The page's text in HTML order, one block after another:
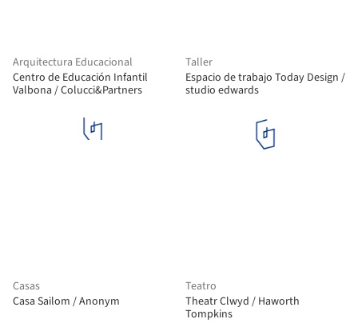
Arquitectura Educacional
Centro de Educación Infantil
Valbona / Colucci&Partners
Taller
Espacio de trabajo Today Design /
studio edwards
Casas
Casa Sailom / Anonym
Teatro
Theatr Clwyd / Haworth
Tompkins